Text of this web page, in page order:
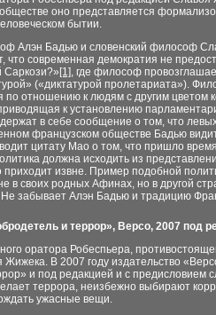
оно представляется
бытии.
Алэн Бадью и словенский философ
современная демократия не
Саркози?» [1], где философ
(«диктатурой пролетариата»).
по отношению к людям с другим цветом
к установлению
в себе сообщение о том, что
французском обществе Бадью
цитату Мао о том, что пришло
должна исходить из
приходит извне. Пример подобной
в своих родных Афинах, но в другой
забывает Алэн Бадью и традицию
и террор», Версо, 2007 под
оратора Робеспьера,
Жижека. В 2007 году издательство
и под редакцией и с предисловием
террора, неизбежно выбирают
ужасные вещи.